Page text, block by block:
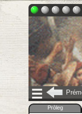
☰
Pròleg